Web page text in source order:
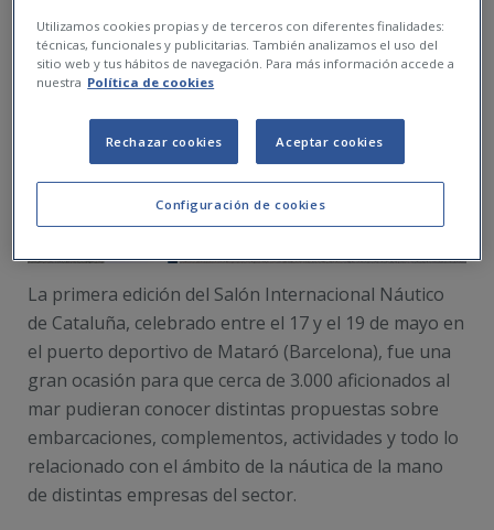
La primera edición del Salón Internacional Náutico
de Cataluña, celebrado entre el 17 y el 19 de mayo en
el puerto deportivo de Mataró (Barcelona), fue una
gran ocasión para que cerca de 3.000 aficionados al
mar pudieran conocer distintas propuestas sobre
embarcaciones, complementos, actividades y todo lo
relacionado con el ámbito de la náutica de la mano
de distintas empresas del sector.
Utilizamos cookies propias y de terceros con diferentes finalidades:
técnicas, funcionales y publicitarias. También analizamos el uso del
sitio web y tus hábitos de navegación. Para más información accede a
nuestra Política de cookies
Configuración de cookies
Rechazar cookies Aceptar cookies